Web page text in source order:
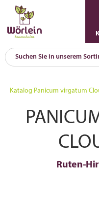
Katalog Panicum virgatum
Ruten-